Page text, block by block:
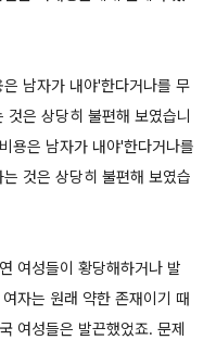
남자가 내야'한다거나를 무
것은 상당히 불편해 보였습니
용은 남자가 내야'한다거나를
것은 상당히 불편해 보였습
여성들이 황당해하거나 발
자는 원래 약한 존재이기 때
여성들은 발끈했었죠. 문제